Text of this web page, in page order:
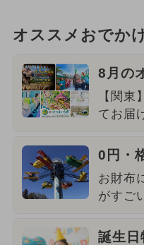
オススメおでか
8月の
【関東
てお届
0円・
お財布
がすご
誕生日